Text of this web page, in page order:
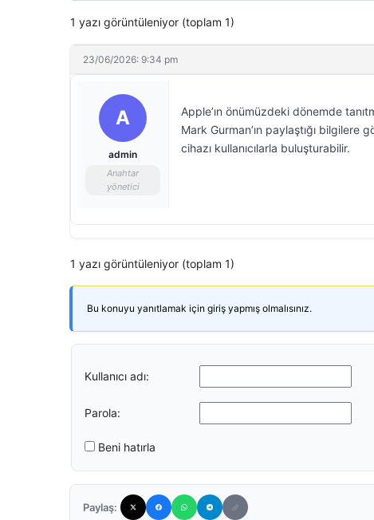
1 yazı görüntüleniyor (toplam 1)
23/06/2026: 9:34 pm
A
admin
Anahtar
yönetici
Apple’ın önümüzdeki dönemde
Mark Gurman’ın paylaştığı bilgilere
cihazı kullanıcılarla buluşturabilir.
1 yazı görüntüleniyor (toplam 1)
Bu konuyu yanıtlamak için giriş yapmış olmalısınız.
Kullanıcı adı:
Parola:
Beni hatırla
Paylaş: